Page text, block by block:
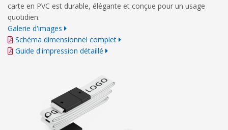
carte en PVC est durable, élégante et conçue pour un usage
quotidien.
Galerie d'images
Schéma dimensionnel complet
Guide d'impression détaillé